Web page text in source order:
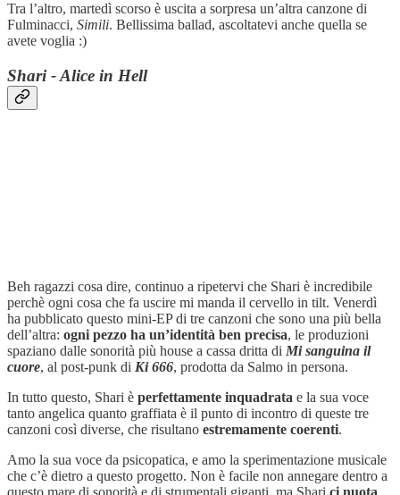
Tra l’altro, martedì scorso è uscita a sorpresa un’altra canzone di
Fulminacci, Simili. Bellissima ballad, ascoltatevi anche quella se
avete voglia :)
Shari - Alice in Hell
Beh ragazzi cosa dire, continuo a ripetervi che Shari è incredibile
perchè ogni cosa che fa uscire mi manda il cervello in tilt. Venerdì
ha pubblicato questo mini-EP di tre canzoni che sono una più bella
dell’altra: ogni pezzo ha un’identità ben precisa, le produzioni
spaziano dalle sonorità più house a cassa dritta di Mi sanguina il
cuore, al post-punk di Ki 666, prodotta da Salmo in persona.
In tutto questo, Shari è perfettamente inquadrata e la sua voce
tanto angelica quanto graffiata è il punto di incontro di queste tre
canzoni così diverse, che risultano estremamente coerenti.
Amo la sua voce da psicopatica, e amo la sperimentazione musicale
che c’è dietro a questo progetto. Non è facile non annegare dentro a
questo mare di sonorità e di strumentali giganti, ma Shari ci nuota